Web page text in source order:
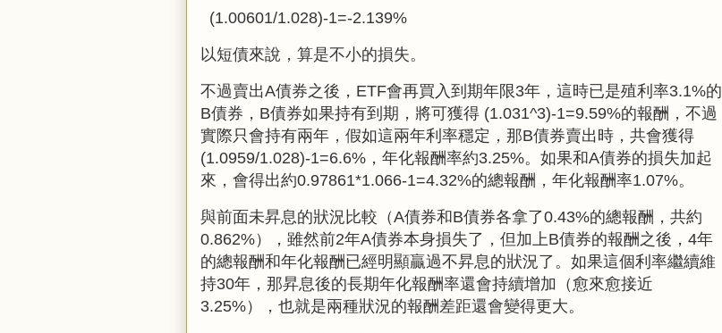
(1.00601/1.028)-1=-2.139%
以短債來說，算是不小的損失。
不過賣出A債券之後， ETF會再買入到期年限3年，這時已是殖利率3.1%的
B債券， B債券如果持有到期，將可獲得 (1.031^3)-1=9.59%的報酬，不過
實際只會持有兩年，假如這兩年利率穩定，那B債券賣出時，共會獲得
(1.0959/1.028)-1=6.6% ，年化報酬率約3.25%。如果和A債券的損失加起
來，會得出約0.97861*1.066-1=4.32%的總報酬，年化報酬率1.07%。
與前面未昇息的狀況比較（A債券和B債券各拿了0.43%的總報酬，共約
0.862%），雖然前2年A債券本身損失了，但加上B債券的報酬之後， 4年
的總報酬和年化報酬已經明顯贏過不昇息的狀況了。如果這個利率繼續維
持30年，那昇息後的長期年化報酬率還會持續增加（愈來愈接近
3.25%），也就是兩種狀況的報酬差距還會變得更大。